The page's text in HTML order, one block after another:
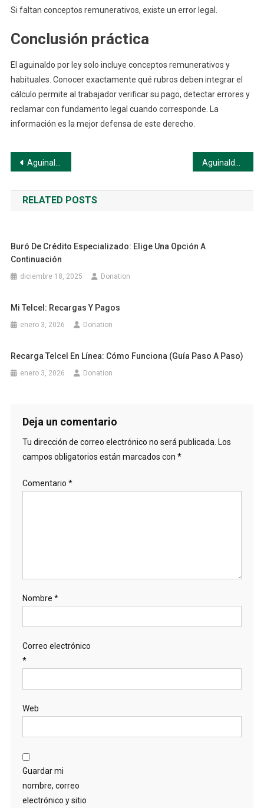
Si faltan conceptos remunerativos, existe un error legal.
Conclusión práctica
El aguinaldo por ley solo incluye conceptos remunerativos y
habituales. Conocer exactamente qué rubros deben integrar el
cálculo permite al trabajador verificar su pago, detectar errores y
reclamar con fundamento legal cuando corresponde. La
información es la mejor defensa de este derecho.
Navegación
de
entradas
Aguinaldo por ley: Elige una opción a continuación
RELATED POSTS
Buró De Crédito Especializado: Elige Una Opción A
Continuación
diciembre 18, 2025 Donation
Mi Telcel: Recargas Y Pagos
enero 3, 2026 Donation
Recarga Telcel En Línea: Cómo Funciona (Guía Paso A Paso)
enero 3, 2026 Donation
Deja un comentario
Tu dirección de correo electrónico no será publicada. Los
campos obligatorios están marcados con *
Comentario *
Nombre *
Correo electrónico
*
Web
Guardar mi
nombre, correo
electrónico y sitio